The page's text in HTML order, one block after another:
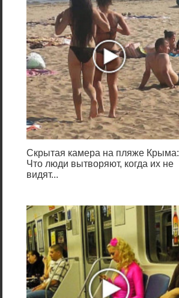
Скрытая камера на пляже Крыма:
Что люди вытворяют, когда их не
видят...